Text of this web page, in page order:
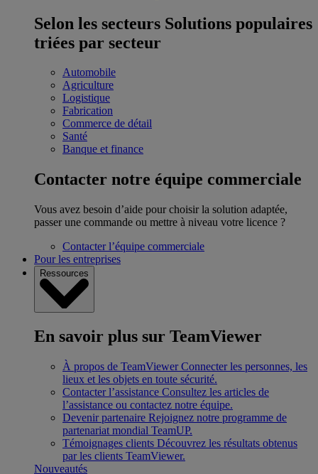
Selon les secteurs Solutions populaires
triées par secteur
Automobile
Agriculture
Logistique
Fabrication
Commerce de détail
Santé
Banque et finance
Contacter notre équipe commerciale
Vous avez besoin d’aide pour choisir la solution adaptée,
passer une commande ou mettre à niveau votre licence ?
Contacter l’équipe commerciale
Pour les entreprises
Ressources
En savoir plus sur TeamViewer
À propos de TeamViewer Connecter les personnes, les
lieux et les objets en toute sécurité.
Contacter l’assistance Consultez les articles de
l’assistance ou contactez notre équipe.
Devenir partenaire Rejoignez notre programme de
partenariat mondial TeamUP.
Témoignages clients Découvrez les résultats obtenus
par les clients TeamViewer.
Nouveautés